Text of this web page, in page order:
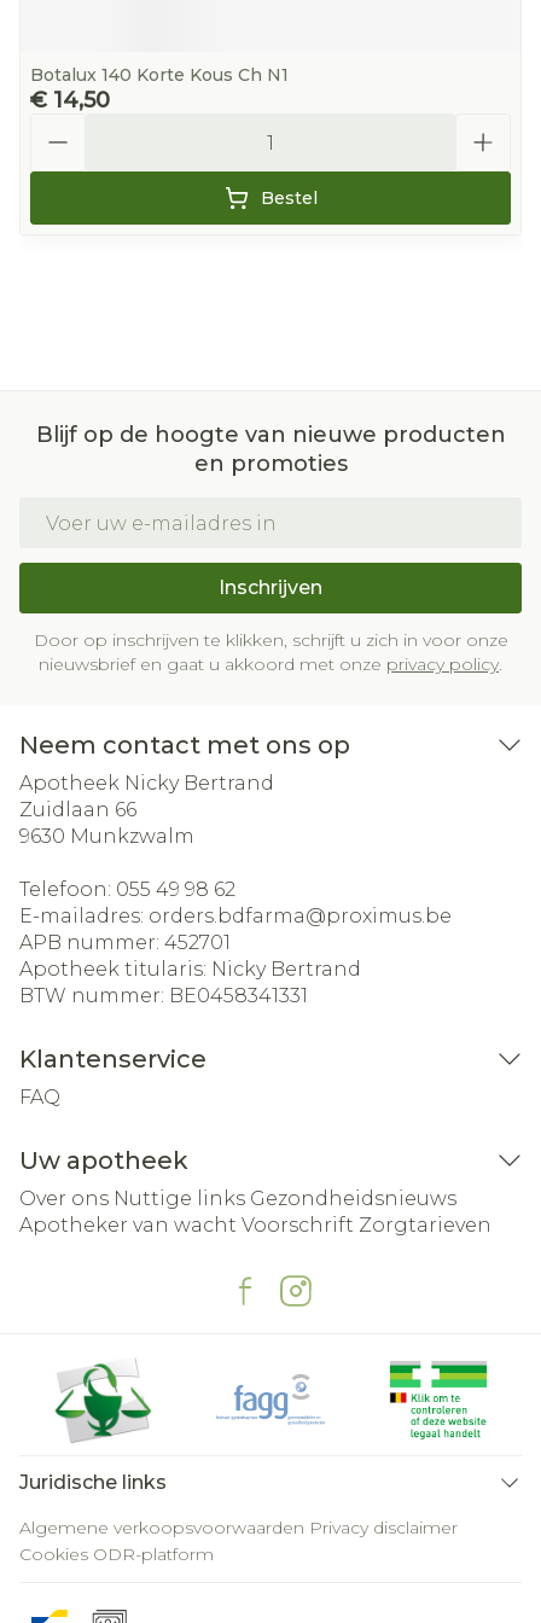
Botalux 140 Korte Kous Ch N1
€ 14,50
Bestel
Blijf op de hoogte van nieuwe producten
en promoties
Inschrijven
Door op inschrijven te klikken, schrijft u zich in voor onze
nieuwsbrief en gaat u akkoord met onze privacy policy.
Neem contact met ons op
Apotheek Nicky Bertrand
Zuidlaan 66
9630 Munkzwalm
Telefoon: 055 49 98 62
E-mailadres: orders.bdfarma@proximus.be
APB nummer: 452701
Apotheek titularis: Nicky Bertrand
BTW nummer: BE0458341331
Klantenservice
FAQ
Uw apotheek
Over ons Nuttige links Gezondheidsnieuws
Apotheker van wacht Voorschrift Zorgtarieven
Juridische links
Algemene verkoopsvoorwaarden Privacy disclaimer
Cookies ODR-platform